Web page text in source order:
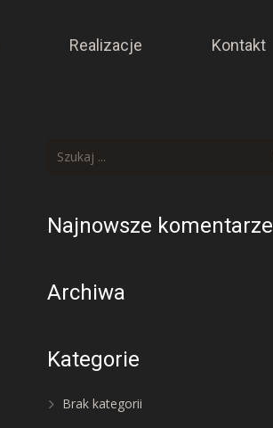
Realizacje Kontakt
Najnowsze komentarze
Archiwa
Kategorie
Brak kategorii